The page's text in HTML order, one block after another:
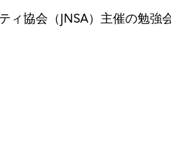
協会（JNSA）主催の勉強